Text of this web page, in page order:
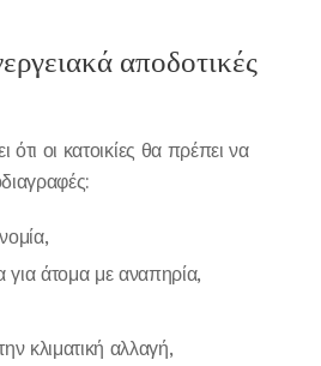
αποδοτικές
οι κατοικίες θα πρέπει να
για άτομα με αναπηρία,
κλιματική αλλαγή,